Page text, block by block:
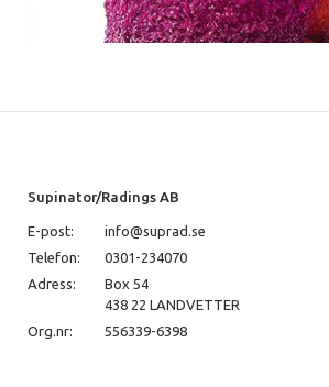
Supinator/Radings AB
E-post:
info@suprad.se
Telefon:
0301-234070
Adress:
Box 54
438 22 LANDVETTER
Org.nr:
556339-6398